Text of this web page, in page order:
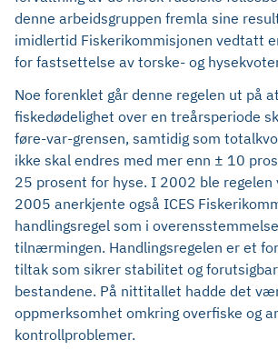
denne arbeidsgruppen fremla sine
imidlertid Fiskerikommisjonen vedtatt
for fastsettelse av torske- og
Noe forenklet går denne regelen ut på
fiskedødelighet over en treårsperiode
føre-var-grensen, samtidig som
ikke skal endres med mer enn ± 10
25 prosent for hyse. I 2002 ble regelen
2005 anerkjente også ICES
handlingsregel som i
tilnærmingen. Handlingsregelen er et
tiltak som sikrer stabilitet og
bestandene. På nittitallet hadde det
oppmerksomhet omkring overfiske og
kontrollproblemer.